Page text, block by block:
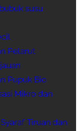
susu
Pelarut
Pupuk Bio
Mikro dan
Tiruan dan